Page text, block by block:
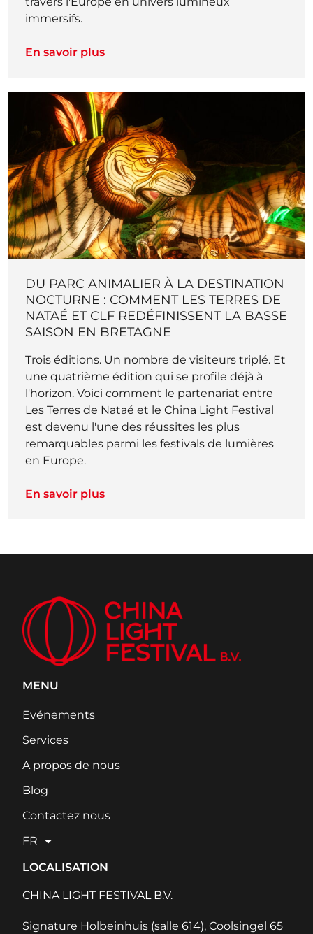
immersifs.
En savoir plus
DU PARC ANIMALIER À LA DESTINATION
NOCTURNE : COMMENT LES TERRES DE
NATAÉ ET CLF REDÉFINISSENT LA BASSE
SAISON EN BRETAGNE
Trois éditions. Un nombre de visiteurs triplé. Et
une quatrième édition qui se profile déjà à
l'horizon. Voici comment le partenariat entre
Les Terres de Nataé et le China Light Festival
est devenu l'une des réussites les plus
remarquables parmi les festivals de lumières
en Europe.
En savoir plus
MENU
Evénements
Services
A propos de nous
Blog
Contactez nous
FR
LOCALISATION
CHINA LIGHT FESTIVAL B.V.
Signature Holbeinhuis (salle 614), Coolsingel 65